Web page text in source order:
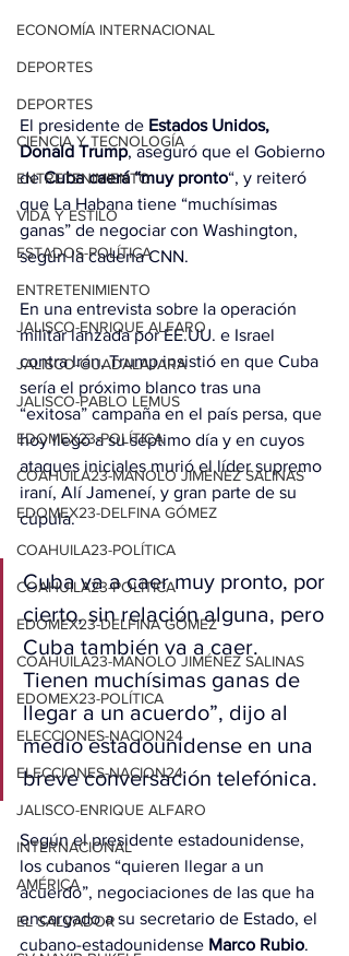
ECONOMÍA INTERNACIONAL
DEPORTES
DEPORTES
CIENCIA Y TECNOLOGÍA
ENTRETENIMIENTO
VIDA Y ESTILO
ESTADOS-POLÍTICA
ENTRETENIMIENTO
JALISCO-ENRIQUE ALFARO
JALISCO-GUADALAJARA
JALISCO-PABLO LEMUS
EDOMEX23-POLÍTICA
COAHUILA23-MANOLO JIMÉNEZ SALINAS
EDOMEX23-DELFINA GÓMEZ
COAHUILA23-POLÍTICA
COAHUILA23-POLÍTICA
EDOMEX23-DELFINA GÓMEZ
COAHUILA23-MANOLO JIMÉNEZ SALINAS
EDOMEX23-POLÍTICA
ELECCIONES-NACION24
ELECCIONES-NACION24
JALISCO-ENRIQUE ALFARO
INTERNACIONAL
AMÉRICA
EL SALVADOR
El presidente de Estados Unidos,
Donald Trump, aseguró que el Gobierno
de Cuba caerá “muy pronto“, y reiteró
que La Habana tiene “muchísimas
ganas” de negociar con Washington,
según la cadena CNN.
En una entrevista sobre la operación
militar lanzada por EE.UU. e Israel
contra Irán, Trump insistió en que Cuba
sería el próximo blanco tras una
“exitosa” campaña en el país persa, que
hoy llegó a su séptimo día y en cuyos
ataques iniciales murió el líder supremo
iraní, Alí Jameneí, y gran parte de su
cúpula.
Cuba va a caer muy pronto, por
cierto, sin relación alguna, pero
Cuba también va a caer.
Tienen muchísimas ganas de
llegar a un acuerdo”, dijo al
medio estadounidense en una
breve conversación telefónica.
Según el presidente estadounidense,
los cubanos “quieren llegar a un
acuerdo”, negociaciones de las que ha
encargado a su secretario de Estado, el
cubano-estadounidense Marco Rubio.